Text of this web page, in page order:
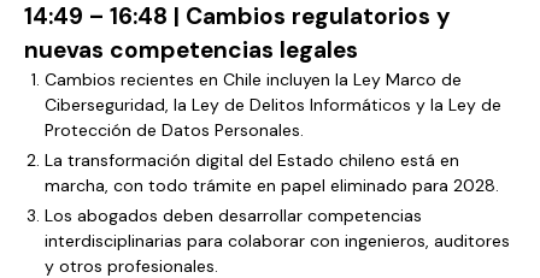
14:49 – 16:48 | Cambios regulatorios y
nuevas competencias legales
Cambios recientes en Chile incluyen la Ley Marco de
Ciberseguridad, la Ley de Delitos Informáticos y la Ley de
Protección de Datos Personales.
La transformación digital del Estado chileno está en
marcha, con todo trámite en papel eliminado para 2028.
Los abogados deben desarrollar competencias
interdisciplinarias para colaborar con ingenieros, auditores
y otros profesionales.